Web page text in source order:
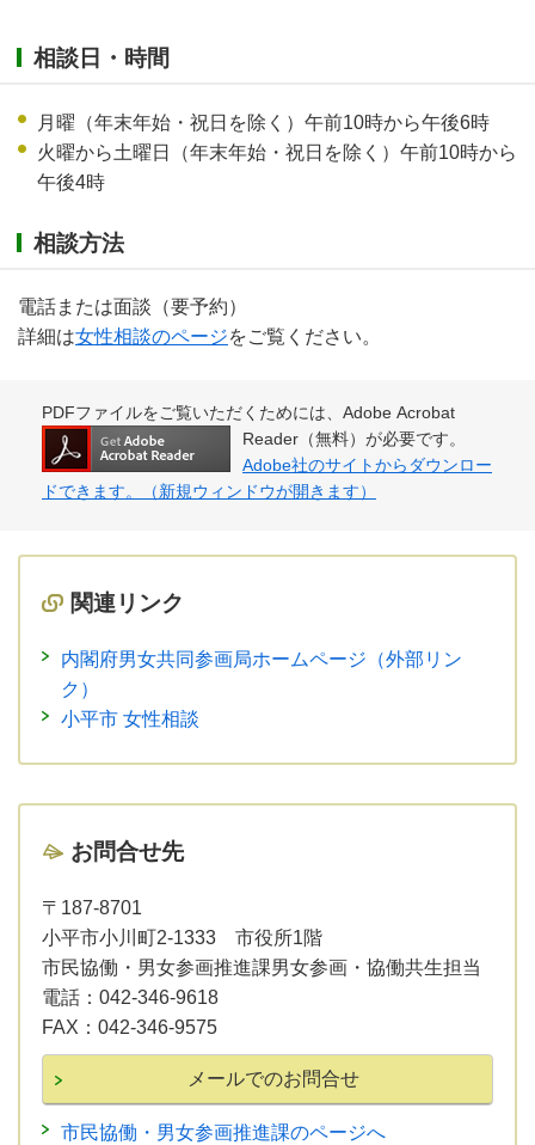
相談日・時間
月曜（年末年始・祝日を除く）午前10時から午後6時
火曜から土曜日（年末年始・祝日を除く）午前10時から
午後4時
相談方法
電話または面談（要予約）
詳細は女性相談のページをご覧ください。
PDFファイルをご覧いただくためには、Adobe Acrobat
Reader（無料）が必要です。
Adobe社のサイトからダウンロー
ドできます。（新規ウィンドウが開きます）
関連リンク
内閣府男女共同参画局ホームページ（外部リン
ク）
小平市 女性相談
お問合せ先
〒187-8701
小平市小川町2-1333 市役所1階
市民協働・男女参画推進課男女参画・協働共生担当
電話： 042-346-9618
FAX： 042-346-9575
市民協働・男女参画推進課のページへ